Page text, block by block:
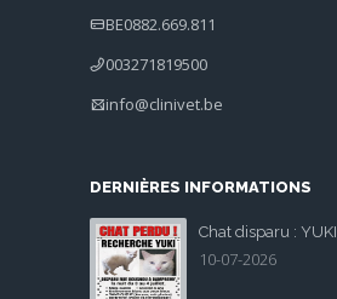
BE0882.669.811
003271819500
info@clinivet.be
DERNIÈRES INFORMATIONS
Chat disparu : YUKI
10-07-2026